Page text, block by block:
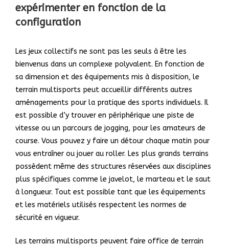
expérimenter en fonction de la
configuration
Les jeux collectifs ne sont pas les seuls à être les
bienvenus dans un complexe polyvalent. En fonction de
sa dimension et des équipements mis à disposition, le
terrain multisports peut accueillir différents autres
aménagements pour la pratique des sports individuels. Il
est possible d’y trouver en périphérique une piste de
vitesse ou un parcours de jogging, pour les amateurs de
course. Vous pouvez y faire un détour chaque matin pour
vous entraîner ou jouer au roller. Les plus grands terrains
possèdent même des structures réservées aux disciplines
plus spécifiques comme le javelot, le marteau et le saut
à longueur. Tout est possible tant que les équipements
et les matériels utilisés respectent les normes de
sécurité en vigueur.
Les terrains multisports peuvent faire office de terrain